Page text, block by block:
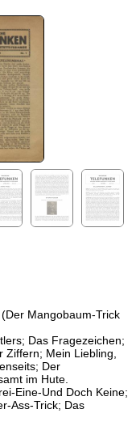
Mangobaum-Trick
Das Fragezeichen;
Mein Liebling,
Der
im Hute.
Eine-Und Doch Keine;
Ass-Trick; Das